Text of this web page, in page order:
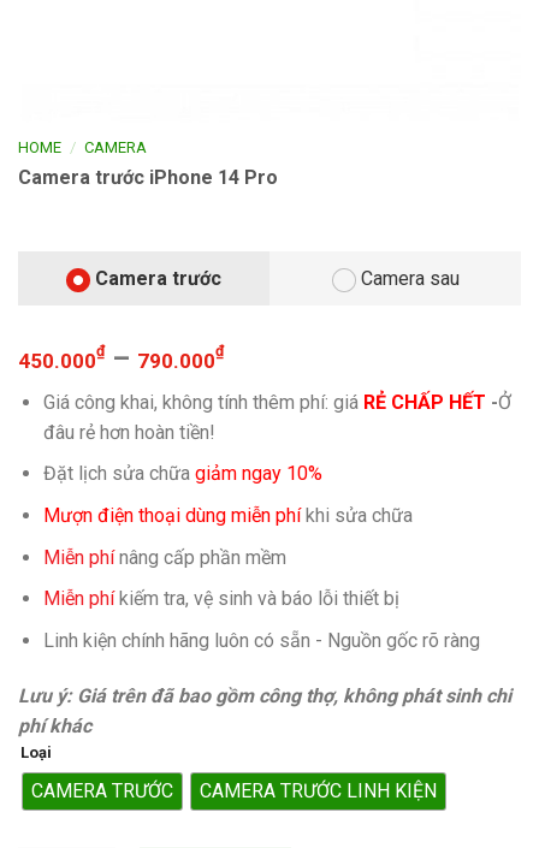
HOME / CAMERA
Camera trước iPhone 14 Pro
Camera trước Camera sau
450.000₫– 790.000₫
Giá công khai, không tính thêm phí: giá RẺ CHẤP HẾT -Ở
đâu rẻ hơn hoàn tiền!
Đặt lịch sửa chữa giảm ngay 10%
Mượn điện thoại dùng miễn phíkhi sửa chữa
Miễn phínâng cấp phần mềm
Miễn phíkiếm tra, vệ sinh và báo lỗi thiết bị
Linh kiện chính hãng luôn có sẵn - Nguồn gốc rõ ràng
Lưu ý: Giá trên đã bao gồm công thợ, không phát sinh chi
phí khác
Loại
CAMERA TRƯỚC CAMERA TRƯỚC LINH KIỆN